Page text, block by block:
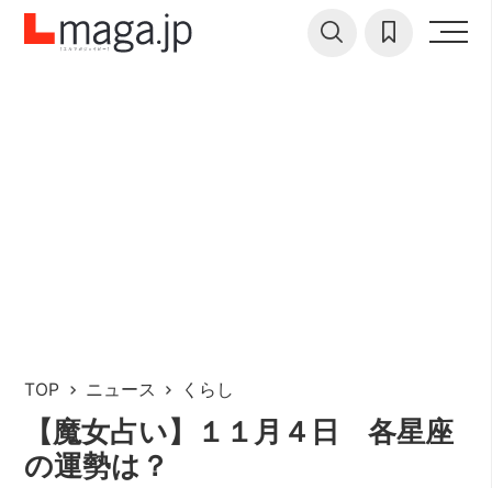
TOP ニュース くらし
【魔女占い】１１月４日 各星座
の運勢は？